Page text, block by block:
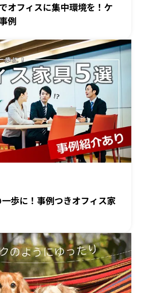
オフィスに集中環境を！ケ
例
歩に！事例つきオフィス家